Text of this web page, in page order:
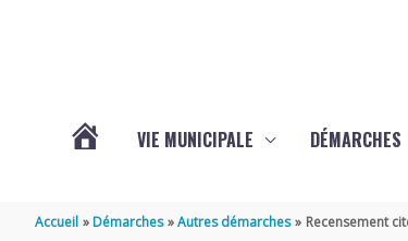
VIE MUNICIPALE DÉMARCHES
Accueil Démarches Autres démarches Recensement